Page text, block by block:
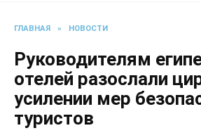
ГЛАВНАЯ » НОВОСТИ
Руководителям
отелей разослали
усилении мер
туристов